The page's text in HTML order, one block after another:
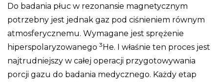
Do badania płuc w rezonansie magnetycznym
potrzebny jest jednak gaz pod ciśnieniem równym
atmosferycznemu. Wymagane jest sprężenie
hiperspolaryzowanego 3He. I właśnie ten proces jest
najtrudniejszy w całej operacji przygotowywania
porcji gazu do badania medycznego. Każdy etap